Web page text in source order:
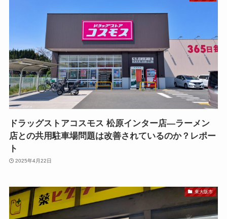
ドラッグストアコスモス 松原インター店—ラーメン
店との共用駐車場問題は改善されているのか？レポー
ト
2025年4月22日
東大阪市